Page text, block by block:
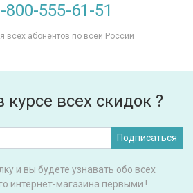
800-555-61-51
всех абонентов по всей России
курсе всех скидок ?
Подписаться
и вы будете узнавать обо всех
интернет-магазина первыми !